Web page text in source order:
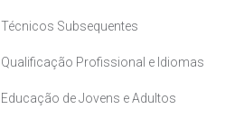
Técnicos Subsequentes
Qualificação Profissional e Idiomas
Educação de Jovens e Adultos